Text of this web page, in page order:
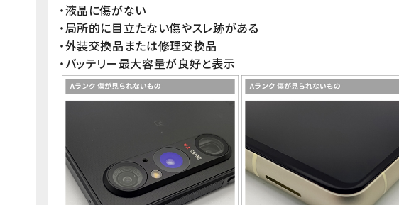
・液晶に傷がない
・局所的に目立たない傷やスレ跡がある
・外装交換品または修理交換品
・バッテリー最大容量が良好と表示